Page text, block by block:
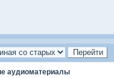
аудиоматериалы